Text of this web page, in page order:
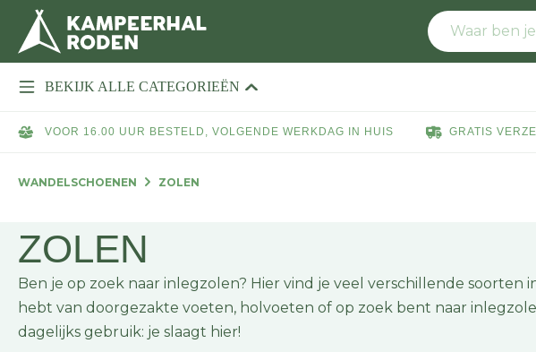
BEKIJK ALLE CATEGORIEËN
VOOR 16.00 UUR BESTELD, VOLGENDE WERKDAG IN HUIS GRATIS
WANDELSCHOENEN ZOLEN
ZOLEN
Ben je op zoek naar inlegzolen? Hier vind je veel verschillende
hebt van doorgezakte voeten, holvoeten of op zoek bent naar
dagelijks gebruik: je slaagt hier!